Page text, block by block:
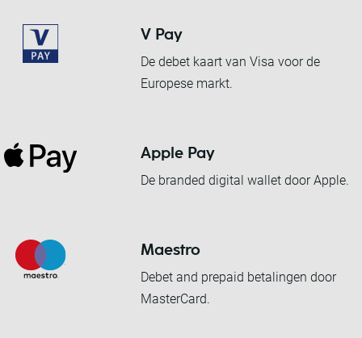
V Pay
De debet kaart van Visa voor de
Europese markt.
Apple Pay
De branded digital wallet door Apple.
Maestro
Debet and prepaid betalingen door
MasterCard.